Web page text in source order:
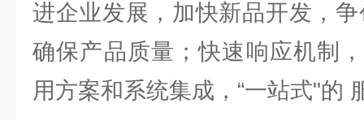
进企业发展，加快新品开发，
确保产品质量；快速响应机制
用方案和系统集成，“一站式"的